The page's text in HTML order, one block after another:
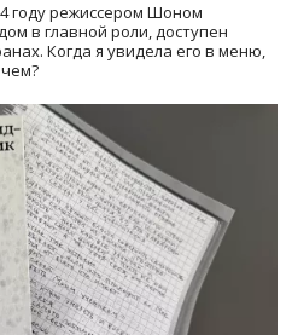
годурежиссером Шоном
в главной роли, доступен
Когда я увидела его в меню,